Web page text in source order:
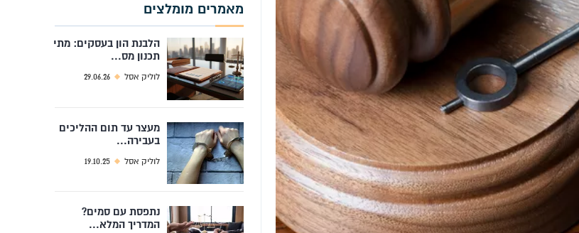
מאמרים מומלצים
הלבנת הון בעסקים: מתי
תכנון מס...
לוליק אסל 29.06.26
מעצר עד תום ההליכים
בעבירה...
לוליק אסל 19.10.25
נתפסת עם סמים?
המדריך המלא...